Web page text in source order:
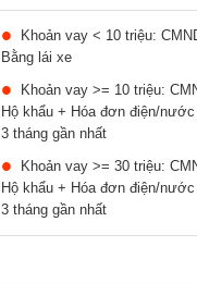
Khoản vay < 10 triệu:
Bằng lái xe
Khoản vay >= 10 triệu:
Hộ khẩu + Hóa đơn điện/
3 tháng gần nhất
Khoản vay >= 30 triệu:
Hộ khẩu + Hóa đơn điện/
3 tháng gần nhất